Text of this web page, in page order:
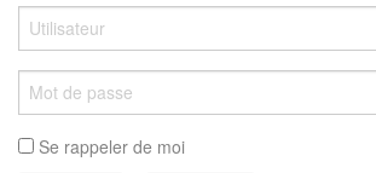
Se rappeler de moi